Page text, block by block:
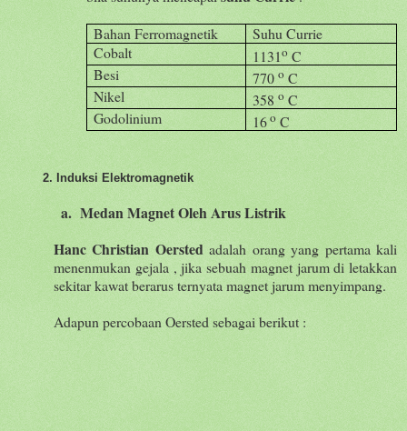
Bahan Ferromagnetik
Suhu Currie
Cobalt
1131o C
Besi
770o C
Nikel
358o C
Godolinium
16o C
2. Induksi Elektromagnetik
a. Medan Magnet Oleh Arus Listrik
HancChristian Oerstedadalah orang yang pertama kali
menenmukan gejala , jika sebuah magnet jarum di letakkan
sekitar kawat berarus ternyata magnet jarum menyimpang.
Adapun percobaan Oersted sebagai berikut :